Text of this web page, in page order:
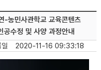
-농민사관학교 교육콘텐츠
공수정 및 사양 과정안내
2020-11-16 09:33:18